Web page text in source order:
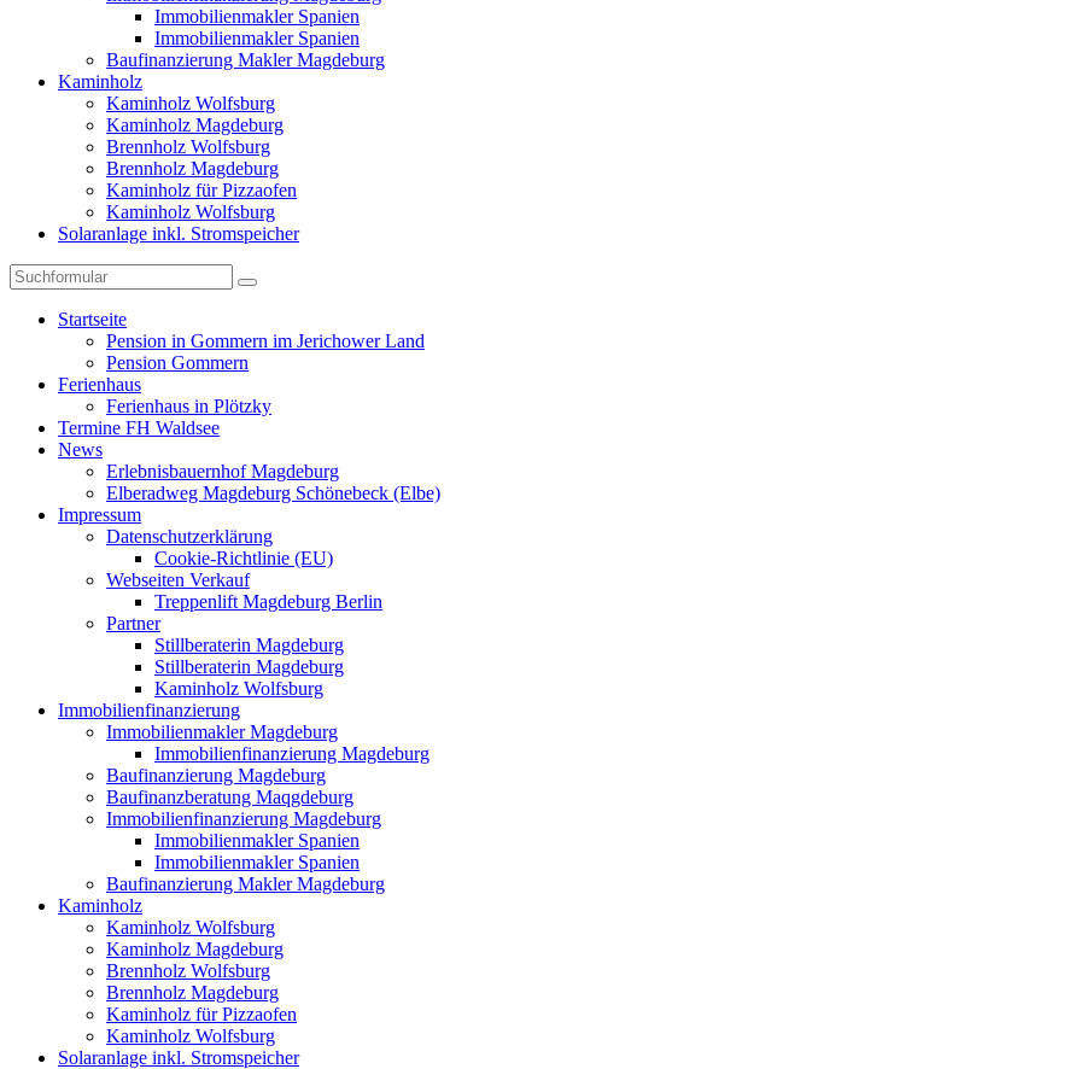
Immobilienmakler Spanien
Immobilienmakler Spanien
Baufinanzierung Makler Magdeburg
Kaminholz
Kaminholz Wolfsburg
Kaminholz Magdeburg
Brennholz Wolfsburg
Brennholz Magdeburg
Kaminholz für Pizzaofen
Kaminholz Wolfsburg
Solaranlage inkl. Stromspeicher
Suchen
Startseite
Pension in Gommern im Jerichower Land
Pension Gommern
Ferienhaus
Ferienhaus in Plötzky
Termine FH Waldsee
News
Erlebnisbauernhof Magdeburg
Elberadweg Magdeburg Schönebeck (Elbe)
Impressum
Datenschutzerklärung
Cookie-Richtlinie (EU)
Webseiten Verkauf
Treppenlift Magdeburg Berlin
Partner
Stillberaterin Magdeburg
Stillberaterin Magdeburg
Kaminholz Wolfsburg
Immobilienfinanzierung
Immobilienmakler Magdeburg
Immobilienfinanzierung Magdeburg
Baufinanzierung Magdeburg
Baufinanzberatung Maqgdeburg
Immobilienfinanzierung Magdeburg
Immobilienmakler Spanien
Immobilienmakler Spanien
Baufinanzierung Makler Magdeburg
Kaminholz
Kaminholz Wolfsburg
Kaminholz Magdeburg
Brennholz Wolfsburg
Brennholz Magdeburg
Kaminholz für Pizzaofen
Kaminholz Wolfsburg
Solaranlage inkl. Stromspeicher